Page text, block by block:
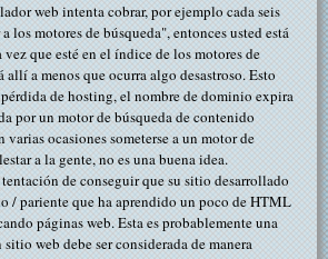
web intenta cobrar, por ejemplo cada seis
los motores de búsqueda", entonces usted está
que esté en el índice de los motores de
allí a menos que ocurra algo desastroso. Esto
de hosting, el nombre de dominio expira
por un motor de búsqueda de contenido
varias ocasiones someterse a un motor de
a la gente, no es una buena idea.
de conseguir que su sitio desarrollado
/ pariente que ha aprendido un poco de HTML
páginas web. Esta es probablemente una
web debe ser considerada de manera